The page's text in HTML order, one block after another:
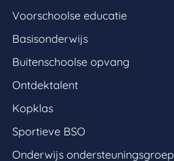
Voorschoolse educatie
Basisonderwijs
Buitenschoolse opvang
Ontdektalent
Kopklas
Sportieve BSO
Onderwijs ondersteuningsgroep